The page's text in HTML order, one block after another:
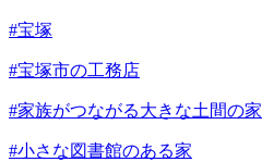
#宝塚
#宝塚市の工務店
#家族がつながる大きな土間の家
#小さな図書館のある家